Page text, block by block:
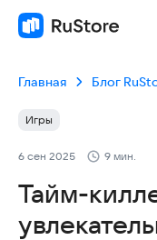
Главная Блог
Игры
6 сен 2025 9 мин.
Тайм-